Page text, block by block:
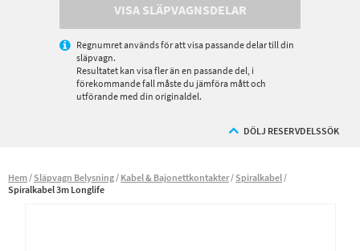
VISA SLÄPVAGNSDELAR
Regnumret används för att visa passande delar till din
släpvagn.
Resultatet kan visa fler än en passande del, i
förekommande fall måste du jämföra mått och
utförande med din originaldel.
DÖLJ RESERVDELSSÖK
Hem Släpvagn Belysning Kabel & Bajonettkontakter Spiralkabel
Spiralkabel 3m Longlife